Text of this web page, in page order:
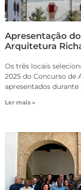
Apresentação
Arquitetura
Os três locais
2025 do Concurso de
apresentados
Ler mais »